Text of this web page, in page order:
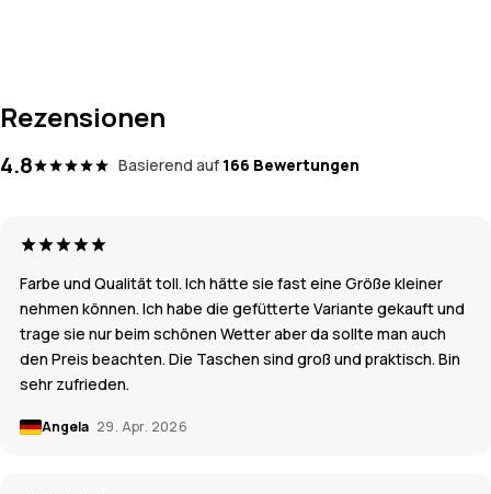
Rezensionen
4.8 Basierend auf 166 Bewertungen
Farbe und Qualität toll. Ich hätte sie fast eine Größe kleiner
nehmen können. Ich habe die gefütterte Variante gekauft und
trage sie nur beim schönen Wetter aber da sollte man auch
den Preis beachten. Die Taschen sind groß und praktisch. Bin
sehr zufrieden.
Angela 29. Apr. 2026